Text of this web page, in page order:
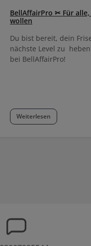
BellAffairPro ✂ Für
wollen
Du bist bereit, dein
nächste Level zu
bei BellAffairPro!
Weiterlesen